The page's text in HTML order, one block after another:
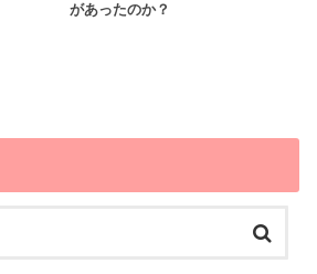
があったのか？